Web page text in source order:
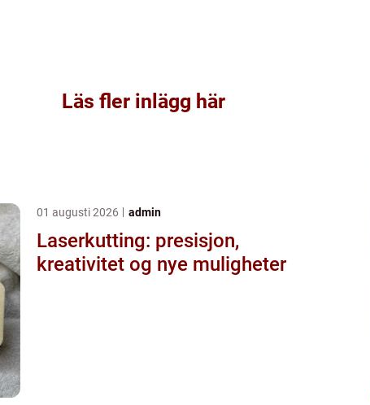
Läs fler inlägg här
01 augusti 2026 admin
Laserkutting: presisjon,
kreativitet og nye muligheter